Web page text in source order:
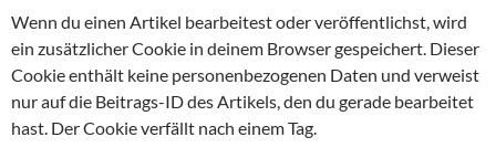
Wenn du einen Artikel bearbeitest oder veröffentlichst, wird
ein zusätzlicher Cookie in deinem Browser gespeichert. Dieser
Cookie enthält keine personenbezogenen Daten und verweist
nur auf die Beitrags-ID des Artikels, den du gerade bearbeitet
hast. Der Cookie verfällt nach einem Tag.